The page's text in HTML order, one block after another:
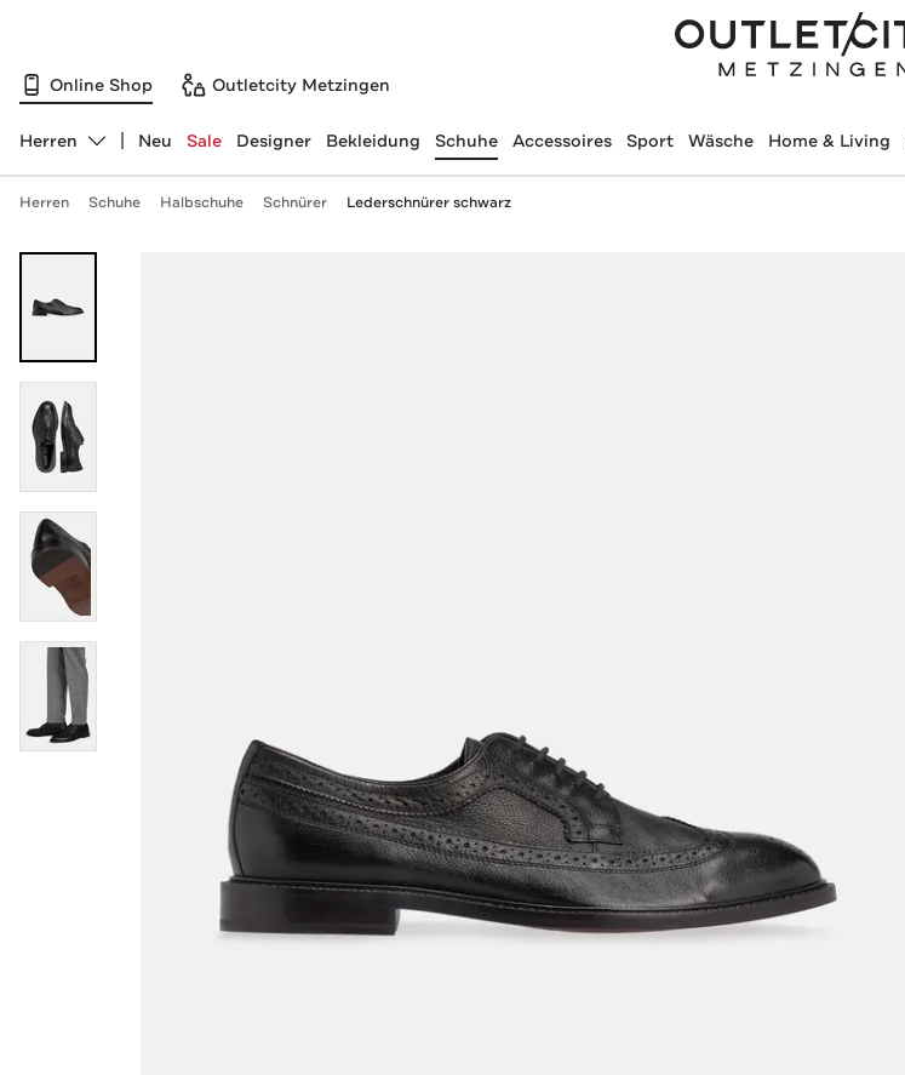
Online Shop Outletcity Metzingen
Abteilung ändern, ausgewählt:
Herren Neu Sale Designer Bekleidung Schuhe Accessoires Sport Wäsche Home & Living
Herren Schuhe Halbschuhe Schnürer Lederschnürer schwarz